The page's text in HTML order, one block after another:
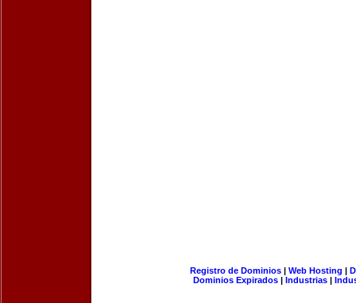
Registro de Dominios| Web Hosting |
Dominios Expirados | Industrias |